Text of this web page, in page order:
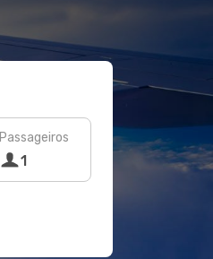
Passageiros
1